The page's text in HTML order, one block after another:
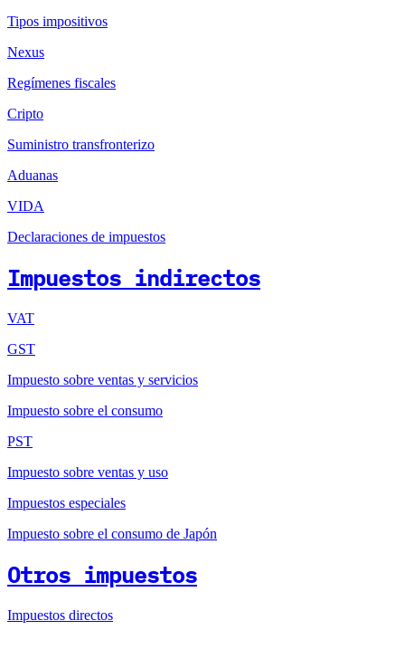
Tipos impositivos
Nexus
Regímenes fiscales
Cripto
Suministro transfronterizo
Aduanas
VIDA
Declaraciones de impuestos
Impuestos indirectos
VAT
GST
Impuesto sobre ventas y servicios
Impuesto sobre el consumo
PST
Impuesto sobre ventas y uso
Impuestos especiales
Impuesto sobre el consumo de Japón
Otros impuestos
Impuestos directos